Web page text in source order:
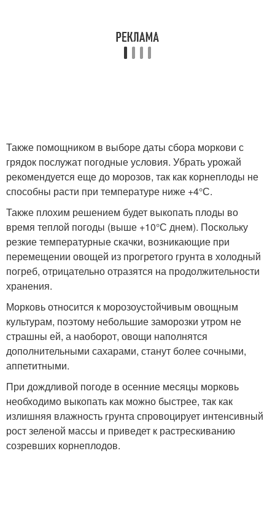
Также помощником в выборе даты сбора моркови с
грядок послужат погодные условия. Убрать урожай
рекомендуется еще до морозов, так как корнеплоды не
способны расти при температуре ниже +4°С.
Также плохим решением будет выкопать плоды во
время теплой погоды (выше +10°С днем). Поскольку
резкие температурные скачки, возникающие при
перемещении овощей из прогретого грунта в холодный
погреб, отрицательно отразятся на продолжительности
хранения.
Морковь относится к морозоустойчивым овощным
культурам, поэтому небольшие заморозки утром не
страшны ей, а наоборот, овощи наполнятся
дополнительными сахарами, станут более сочными,
аппетитными.
При дождливой погоде в осенние месяцы морковь
необходимо выкопать как можно быстрее, так как
излишняя влажность грунта спровоцирует интенсивный
рост зеленой массы и приведет к растрескиванию
созревших корнеплодов.